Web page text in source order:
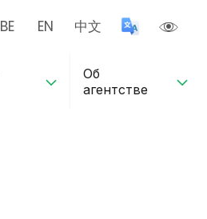
BE EN 中文
Об
агентстве